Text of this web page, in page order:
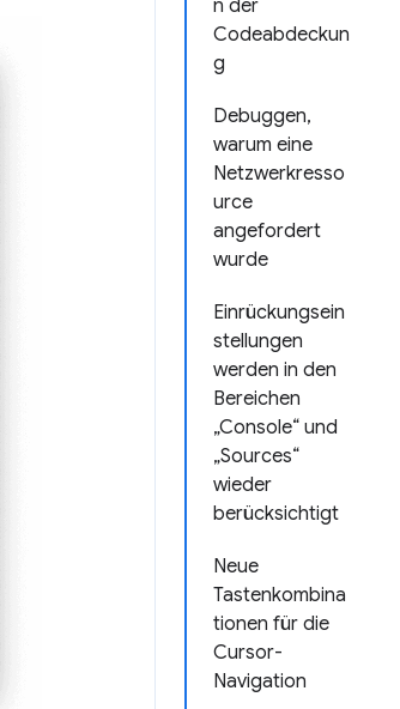
n der
Codeabdeckun
g
Debuggen,
warum eine
Netzwerkresso
urce
angefordert
wurde
Einrückungsein
stellungen
werden in den
Bereichen
„Console“ und
„Sources“
wieder
berücksichtigt
Neue
Tastenkombina
tionen für die
Cursor-
Navigation